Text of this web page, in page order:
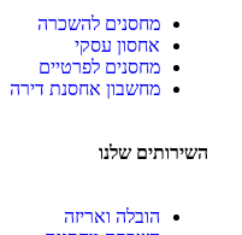
מחסנים להשכרה
אחסון עסקי
מחסנים לפרטיים
מחשבון אחסנת דירה
השירותים שלנו
הובלה ואריזה